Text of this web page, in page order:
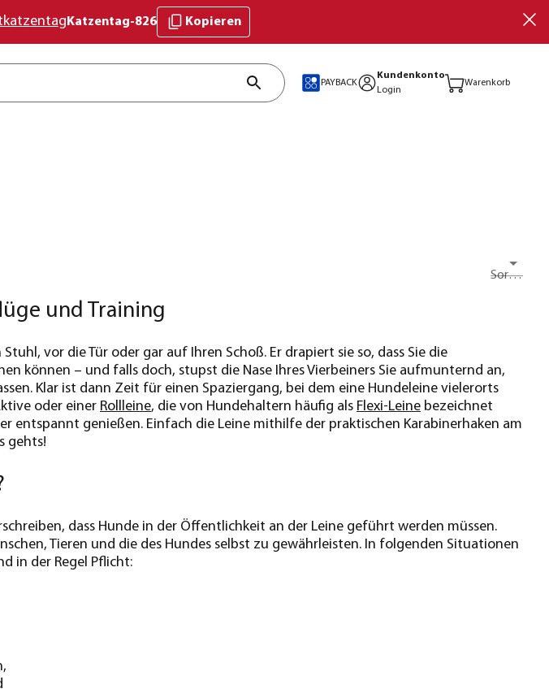
Katzentag-826 Kopieren
PAYBACK
Kundenkonto
Login
Warenkorb
Sortieren nach
und Training
vor die Tür oder gar auf Ihren Schoß. Er drapiert sie so, dass Sie die
können – und falls doch, stupst die Nase Ihres Vierbeiners Sie aufmunternd an,
Klar ist dann Zeit für einen Spaziergang, bei dem eine Hundeleine vielerorts
oder einer Rollleine, die von Hundehaltern häufig als Flexi-Leine bezeichnet
entspannt genießen. Einfach die Leine mithilfe der praktischen Karabinerhaken am
gehts!
dass Hunde in der Öffentlichkeit an der Leine geführt werden müssen.
Tieren und die des Hundes selbst zu gewährleisten. In folgenden Situationen
in der Regel Pflicht: